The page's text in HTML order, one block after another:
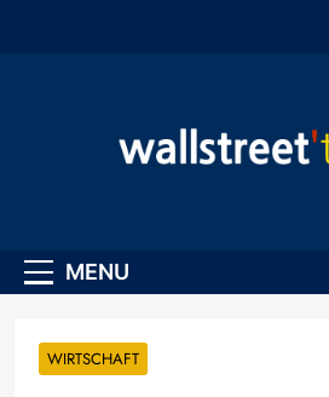
MENU
WIRTSCHAFT